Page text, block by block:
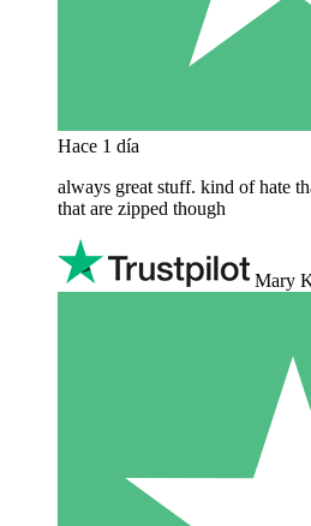
Hace 1 día
always great stuff. kind of hate
that are zipped though
Mary